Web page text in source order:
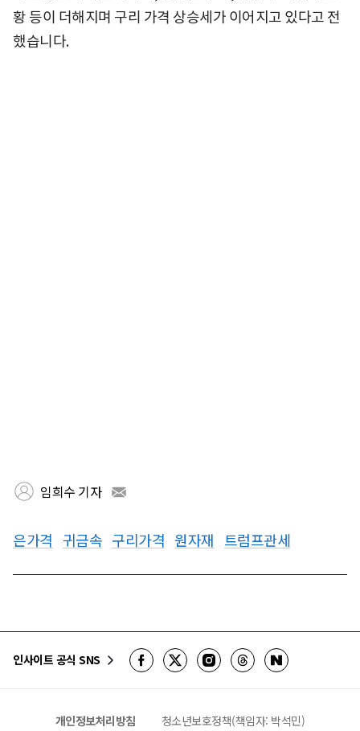
황 등이 더해지며 구리 가격 상승세가 이어지고 있다고 전
했습니다.
임희수 기자
은가격 귀금속 구리가격 원자재 트럼프관세
인사이트 공식 SNS
개인정보처리방침 청소년보호정책(책임자: 박석민)